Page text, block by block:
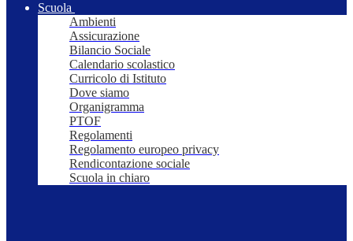
Scuola
Ambienti
Assicurazione
Bilancio Sociale
Calendario scolastico
Curricolo di Istituto
Dove siamo
Organigramma
PTOF
Regolamenti
Regolamento europeo privacy
Rendicontazione sociale
Scuola in chiaro